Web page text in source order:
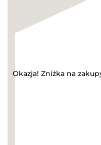
Okazja! Zniżka na